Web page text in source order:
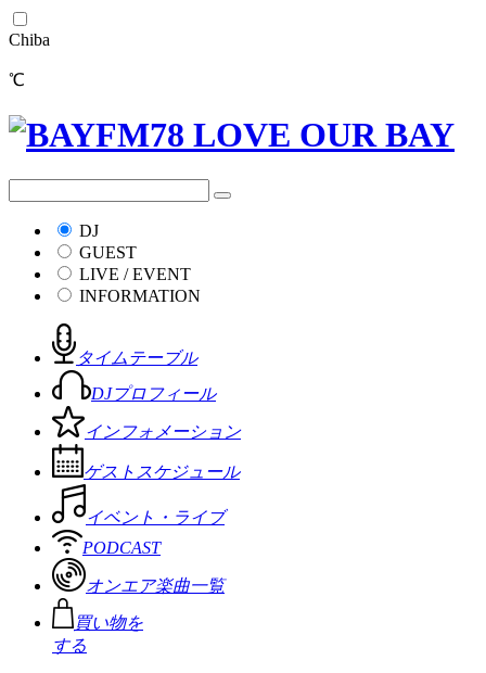
Chiba
℃
DJ
GUEST
LIVE / EVENT
INFORMATION
タイムテーブル
DJプロフィール
インフォメーション
ゲストスケジュール
イベント・ライブ
PODCAST
オンエア楽曲一覧
買い物を
する